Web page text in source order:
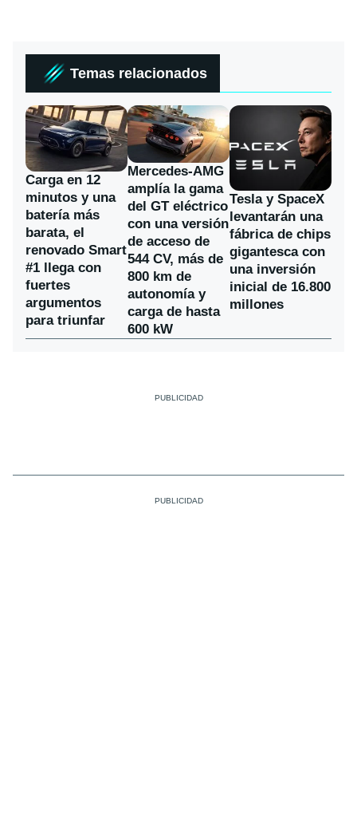
Temas relacionados
Carga en 12
minutos y una
batería más
barata, el
renovado Smart
#1 llega con
fuertes
argumentos
para triunfar
Mercedes-AMG
amplía la gama
del GT eléctrico
con una versión
de acceso de
544 CV, más de
800 km de
autonomía y
carga de hasta
600 kW
Tesla y SpaceX
levantarán una
fábrica de chips
gigantesca con
una inversión
inicial de 16.800
millones